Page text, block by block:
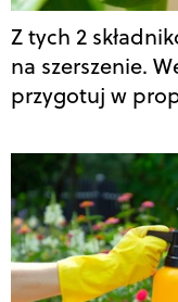
Z tych 2
na szerszenie.
przygotuj w